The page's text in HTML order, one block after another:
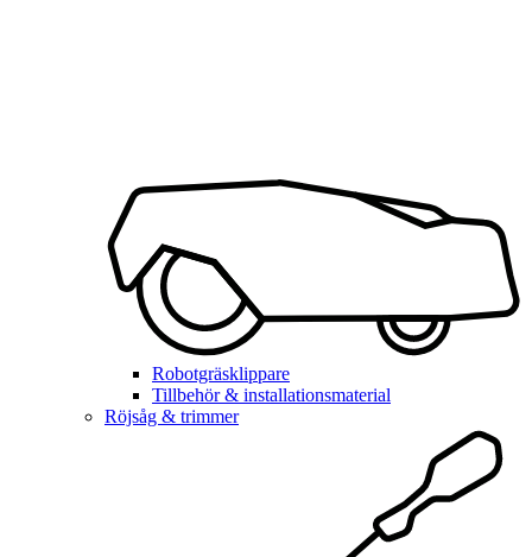
Robotgräsklippare
Tillbehör & installationsmaterial
Röjsåg & trimmer